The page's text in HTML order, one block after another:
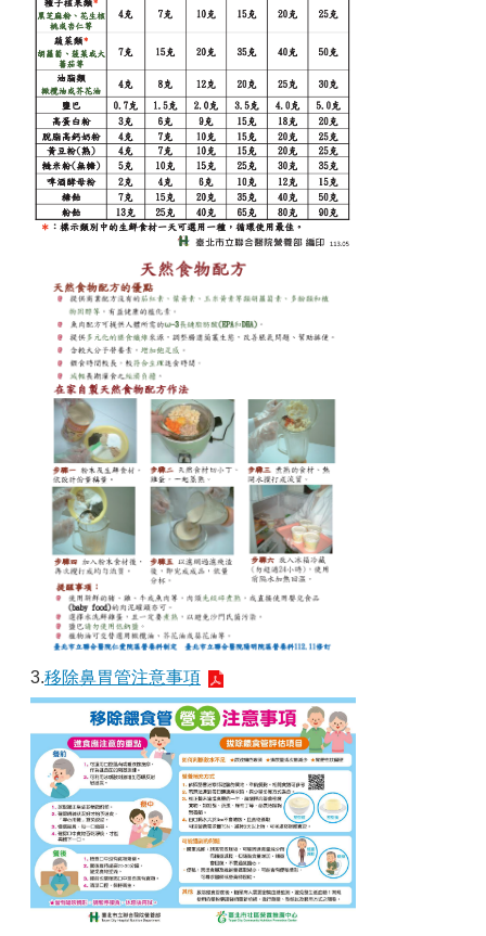
3.移除鼻胃管注意事項